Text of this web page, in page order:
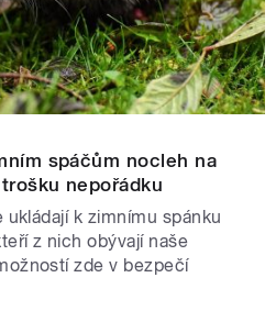
spáčům nocleh na
nepořádku
k zimnímu spánku
z nich obývají naše
zde v bezpečí